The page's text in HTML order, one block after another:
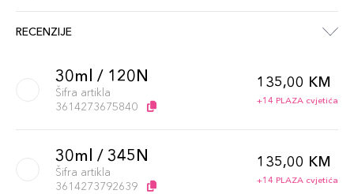
RECENZIJE
30ml / 120N
Šifra artikla
3614273675840
135,00 KM
+14 PLAZA cvjetića
30ml / 345N
Šifra artikla
3614273792639
135,00 KM
+14 PLAZA cvjetića